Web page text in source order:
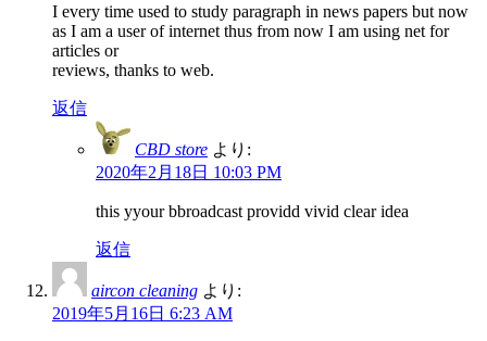
I every time used to study paragraph in news papers but now
as I am a user of internet thus from now I am using net for
articles or
reviews, thanks to web.
返信
CBD store より:
2020年2月18日 10:03 PM
this yyour bbroadcast providd vivid clear idea
返信
aircon cleaning より:
2019年5月16日 6:23 AM